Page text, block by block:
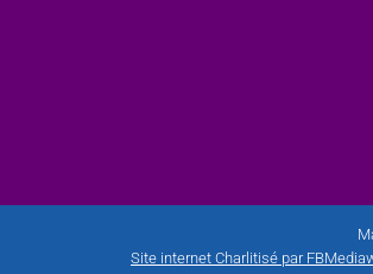
Site internet Charlitisé par